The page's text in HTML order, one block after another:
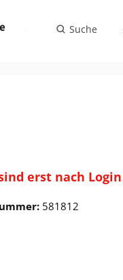
Suche
erst nach
581812